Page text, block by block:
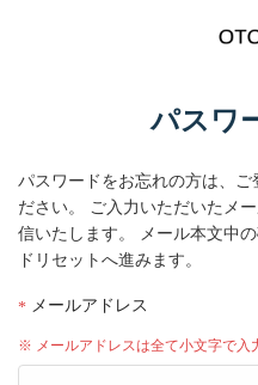
パスワ
パスワードをお忘れの方は、ご
ださい。
ご入力いただいたメ
信いたします。
メール本文中
ドリセットへ進みます。
メールアドレス
※ メールアドレスは全て小文字で入